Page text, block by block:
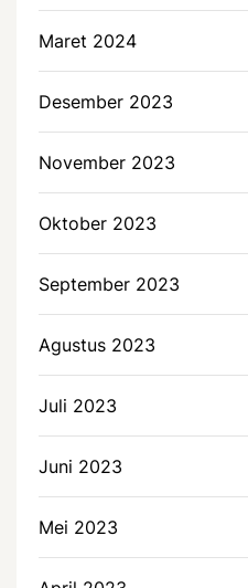
Maret 2024
Desember 2023
November 2023
Oktober 2023
September 2023
Agustus 2023
Juli 2023
Juni 2023
Mei 2023